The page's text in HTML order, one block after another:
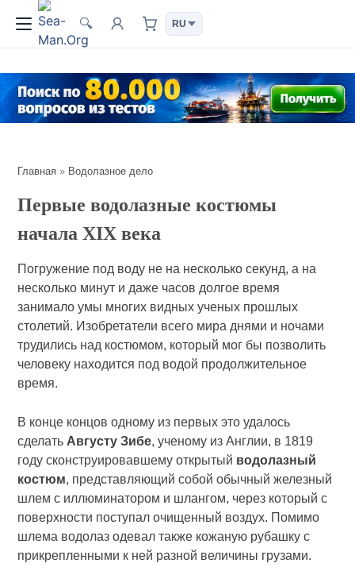
🔍
Главная » Водолазное дело
Первые водолазные костюмы
начала XIX века
Погружение под воду не на несколько секунд, а на
несколько минут и даже часов долгое время
занимало умы многих видных ученых прошлых
столетий. Изобретатели всего мира днями и ночами
трудились над костюмом, который мог бы позволить
человеку находится под водой продолжительное
время.
В конце концов одному из первых это удалось
сделать Августу Зибе, ученому из Англии, в 1819
году сконструировавшему открытый водолазный
костюм, представляющий собой обычный железный
шлем с иллюминатором и шлангом, через который с
поверхности поступал очищенный воздух. Помимо
шлема водолаз одевал также кожаную рубашку с
прикрепленными к ней разной величины грузами.